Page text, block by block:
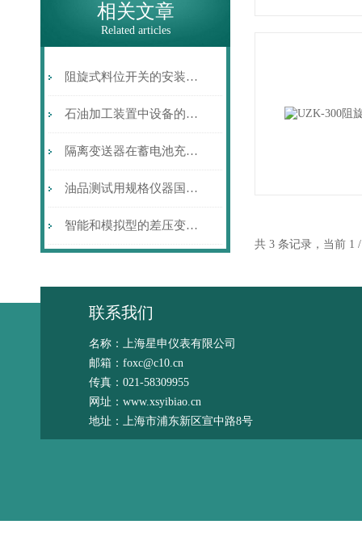
相关文章
Related articles
阻旋式料位开关的安装注意事项
石油加工装置中设备的硫腐蚀与防护
隔离变送器在蓄电池充放电监测上的应用设计
油品测试用规格仪器国产化回眸
智能和模拟型的差压变送器各自的特点
共 3 条记录，当前
联系我们
名称：上海星申仪表有限公司
邮箱：foxc@c10.cn
传真：021-58309955
网址：www.xsyibiao.cn
地址：上海市浦东新区宣中路8号